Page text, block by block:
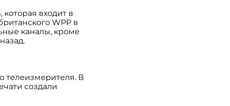
входит в
WPP в
каналы, кроме
телеизмерителя. В
создали